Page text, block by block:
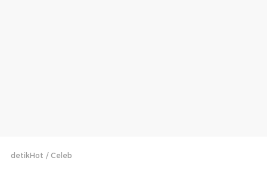
detikHot Celeb